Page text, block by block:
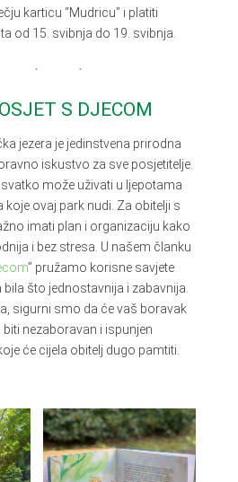
karticu “Mudricu” i platiti
od 15. svibnja do 19. svibnja.
S DJECOM
jezera je jedinstvena prirodna
iskustvo za sve posjetitelje.
može uživati u ljepotama
koje ovaj park nudi. Za obitelji s
imati plan i organizaciju kako
i bez stresa. U našem članku
” pružamo korisne savjete
što jednostavnija i zabavnija.
sigurni smo da će vaš boravak
nezaboravan i ispunjen
će cijela obitelj dugo pamtiti.